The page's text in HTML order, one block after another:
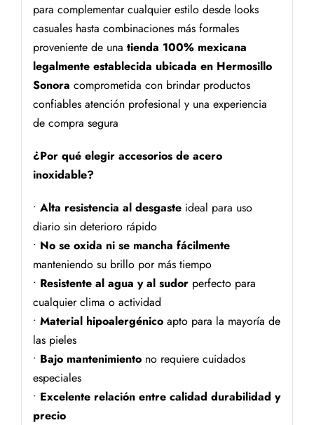
para complementar cualquier estilo desde looks
casuales hasta combinaciones más formales
proveniente de una tienda 100% mexicana
legalmente establecida ubicada en Hermosillo
Sonora comprometida con brindar productos
confiables atención profesional y una experiencia
de compra segura
¿Por qué elegir accesorios de acero
inoxidable?
• Alta resistencia al desgasteideal para uso
diario sin deterioro rápido
• No se oxida ni se mancha fácilmente
manteniendo su brillo por más tiempo
• Resistente al agua y al sudorperfecto para
cualquier clima o actividad
• Material hipoalergénicoapto para la mayoría de
las pieles
• Bajo mantenimientono requiere cuidados
especiales
• Excelente relación entre calidad durabilidad y
precio